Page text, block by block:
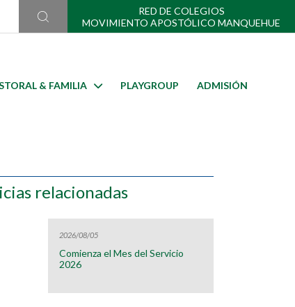
RED DE COLEGIOS
MOVIMIENTO APOSTÓLICO MANQUEHUE
& FAMILIA PLAYGROUP ADMISIÓN
relacionadas
2026/08/05
Comienza el Mes del Servicio
2026